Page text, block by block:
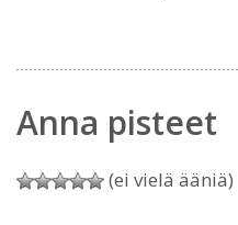
Anna pisteet
(ei vielä ääniä)